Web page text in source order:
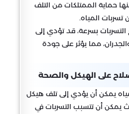
حماية الممتلكات من التلف
تسربات المياه.
التسربات بسرعة، قد تؤدي إلى
مما يؤثر على جودة
على الهيكل والصحة
يمكن أن يؤدي إلى تلف هيكل
يمكن أن تتسبب التسربات في